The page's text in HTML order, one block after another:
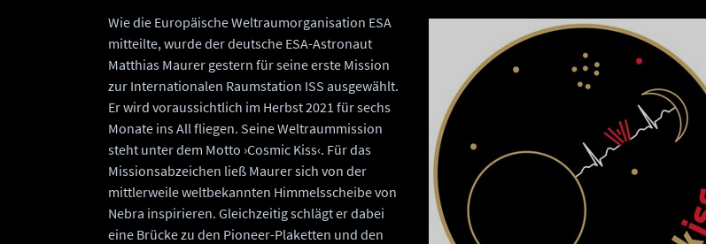
Wie die Europäische Weltraumorganisation ESA
mitteilte, wurde der deutsche ESA-Astronaut
Matthias Maurer gestern für seine erste Mission
zur Internationalen Raumstation ISS ausgewählt.
Er wird voraussichtlich im Herbst 2021 für sechs
Monate ins All fliegen. Seine Weltraummission
steht unter dem Motto ›Cosmic Kiss‹. Für das
Missionsabzeichen ließ Maurer sich von der
mittlerweile weltbekannten Himmelsscheibe von
Nebra inspirieren. Gleichzeitig schlägt er dabei
eine Brücke zu den Pioneer-Plaketten und den